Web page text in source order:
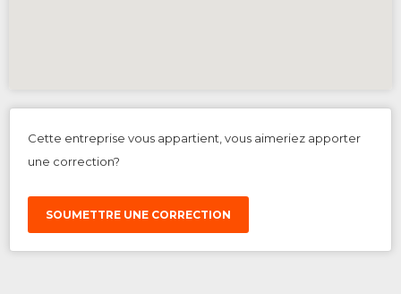
Cette entreprise vous appartient, vous aimeriez apporter
une correction?
SOUMETTRE UNE CORRECTION